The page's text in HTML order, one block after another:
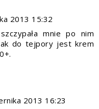
2013 15:32
mnie po nim
do tejpory jest krem
2013 16:23